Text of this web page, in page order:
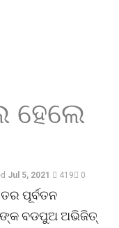
ହେଲେ
Jul 5, 2021 419 0
ପୂର୍ବତନ
ବଡପୁଅ ଅଭିଜିତ୍